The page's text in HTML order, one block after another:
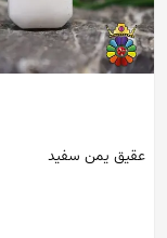
عقیق یمن سفید